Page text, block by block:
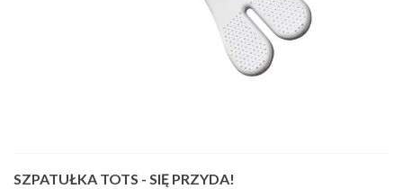
SZPATUŁKA TOTS - SIĘ PRZYDA!